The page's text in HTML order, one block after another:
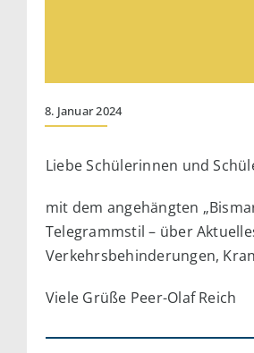
8. Januar 2024
Liebe Schülerinnen und
mit dem angehängten
Telegrammstil – über
Verkehrsbehinderungen,
Viele Grüße Peer-Olaf Reich